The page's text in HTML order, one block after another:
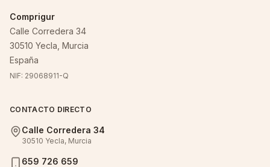
Comprigur
Calle Corredera 34
30510 Yecla, Murcia
España
NIF: 29068911-Q
CONTACTO DIRECTO
Calle Corredera 34
30510 Yecla, Murcia
659 726 659